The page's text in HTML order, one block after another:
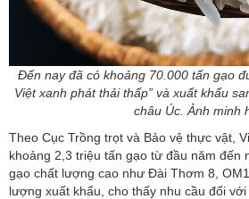
Đến nay đã có khoảng 70.000 tấn gạo
Việt xanh phát thải thấp” và xuất khẩu
châu Úc. Ảnh minh
Theo Cục Trồng trọt và Bảo vệ thực vật,
khoảng 2,3 triệu tấn gạo từ đầu năm đến
gạo chất lượng cao như Đài Thơm 8,
lượng xuất khẩu, cho thấy nhu cầu đối